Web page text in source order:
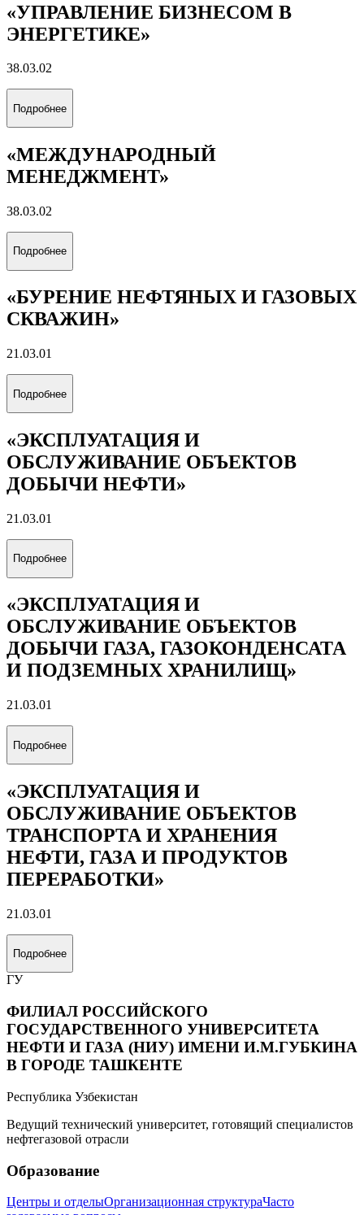
«УПРАВЛЕНИЕ БИЗНЕСОМ В
ЭНЕРГЕТИКЕ»
38.03.02
Подробнее
«МЕЖДУНАРОДНЫЙ
МЕНЕДЖМЕНТ»
38.03.02
Подробнее
«БУРЕНИЕ НЕФТЯНЫХ И ГАЗОВЫХ
СКВАЖИН»
21.03.01
Подробнее
«ЭКСПЛУАТАЦИЯ И
ОБСЛУЖИВАНИЕ ОБЪЕКТОВ
ДОБЫЧИ НЕФТИ»
21.03.01
Подробнее
«ЭКСПЛУАТАЦИЯ И
ОБСЛУЖИВАНИЕ ОБЪЕКТОВ
ДОБЫЧИ ГАЗА, ГАЗОКОНДЕНСАТА
И ПОДЗЕМНЫХ ХРАНИЛИЩ»
21.03.01
Подробнее
«ЭКСПЛУАТАЦИЯ И
ОБСЛУЖИВАНИЕ ОБЪЕКТОВ
ТРАНСПОРТА И ХРАНЕНИЯ
НЕФТИ, ГАЗА И ПРОДУКТОВ
ПЕРЕРАБОТКИ»
21.03.01
Подробнее
ГУ
ФИЛИАЛ РОССИЙСКОГО
ГОСУДАРСТВЕННОГО УНИВЕРСИТЕТА
НЕФТИ И ГАЗА (НИУ) ИМЕНИ И.М.ГУБКИНА
В ГОРОДЕ ТАШКЕНТЕ
Республика Узбекистан
Ведущий технический университет, готовящий специалистов
нефтегазовой отрасли
Образование
Центры и отделыОрганизационная структураЧасто